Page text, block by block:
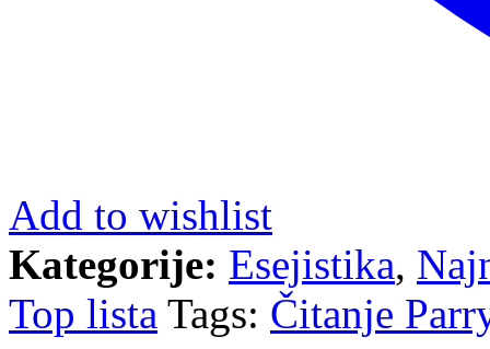
Add to wishlist
Kategorije: Esejistika,
Top lista Tags: Čitanje